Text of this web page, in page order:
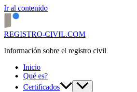
Ir al contenido
REGISTRO-CIVIL.COM
Información sobre el registro civil
Inicio
Qué es?
Certificados